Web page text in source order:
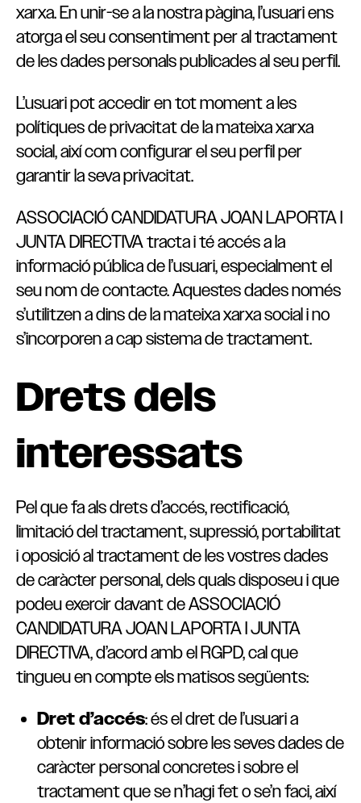
xarxa. En unir-se a la nostra pàgina, l’usuari ens
atorga el seu consentiment per al tractament
de les dades personals publicades al seu perfil.
L’usuari pot accedir en tot moment a les
polítiques de privacitat de la mateixa xarxa
social, així com configurar el seu perfil per
garantir la seva privacitat.
ASSOCIACIÓ CANDIDATURA JOAN LAPORTA I
JUNTA DIRECTIVA tracta i té accés a la
informació pública de l’usuari, especialment el
seu nom de contacte. Aquestes dades només
s’utilitzen a dins de la mateixa xarxa social i no
s’incorporen a cap sistema de tractament.
Drets dels
interessats
Pel que fa als drets d’accés, rectificació,
limitació del tractament, supressió, portabilitat
i oposició al tractament de les vostres dades
de caràcter personal, dels quals disposeu i que
podeu exercir davant de ASSOCIACIÓ
CANDIDATURA JOAN LAPORTA I JUNTA
DIRECTIVA, d’acord amb el RGPD, cal que
tingueu en compte els matisos següents:
Dret d’accés: és el dret de l’usuari a
obtenir informació sobre les seves dades de
caràcter personal concretes i sobre el
tractament que se n’hagi fet o se’n faci, així